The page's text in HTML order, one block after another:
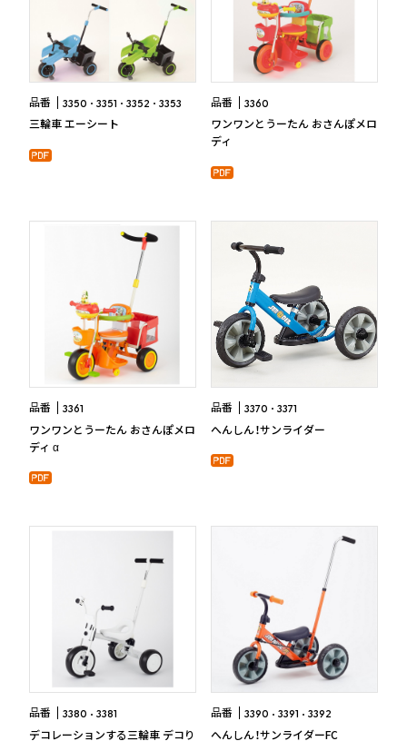
品番 3350 3351 3352 3353
三輪車 エーシート
品番 3360
ワンワンとうーたん おさんぽメロ
ディ
品番 3361
ワンワンとうーたん おさんぽメロ
ディ α
品番 3370 3371
へんしん！サンライダー
品番 3380 3381
デコレーションする三輪車 デコり
品番 3390 3391 3392
へんしん！サンライダーFC